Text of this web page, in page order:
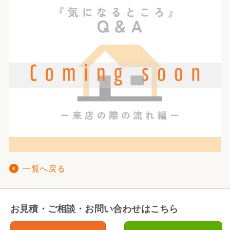
一覧へ戻る
お見積・ご相談・お問い合わせはこちら